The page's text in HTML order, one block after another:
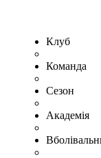
Клуб
Команда
Сезон
Академія